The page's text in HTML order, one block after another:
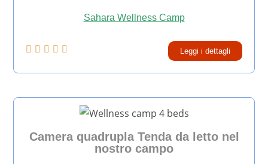
Sahara Wellness Camp
     Leggi i dettagli
Camera quadrupla Tenda da letto nel
nostro campo